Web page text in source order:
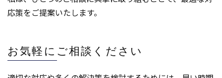
応策をご提案いたします。
お気軽にご相談ください